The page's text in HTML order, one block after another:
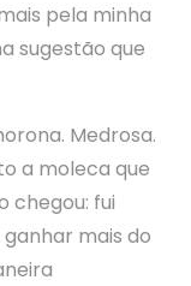
pela minha
sugestão que
Medrosa.
a moleca que
chegou: fui
mais do